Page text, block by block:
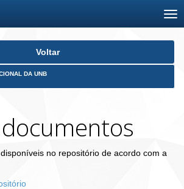
Voltar
DA UNB
no repositório de acordo com a